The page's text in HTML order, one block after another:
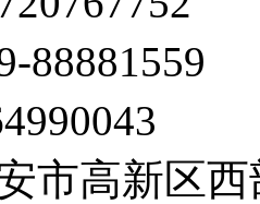
88881559
市高新区西